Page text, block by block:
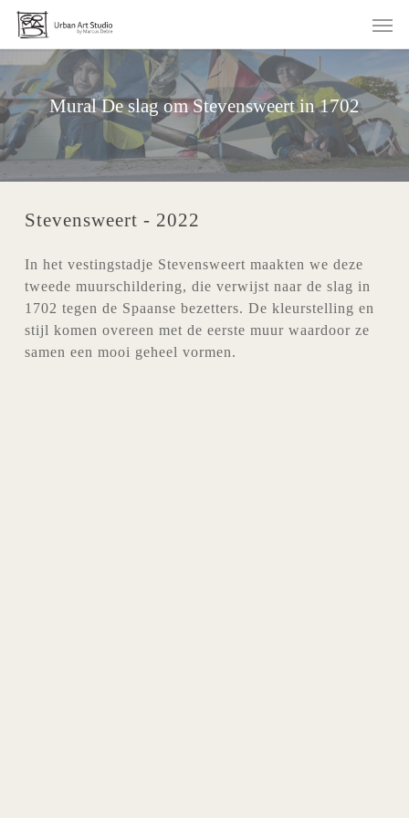
Skip
main
content
Mural De slag om Stevensweert in 1702
Stevensweert - 2022
In het vestingstadje Stevensweert maakten we deze
tweede muurschildering, die verwijst naar de slag in
1702 tegen de Spaanse bezetters. De kleurstelling en
stijl komen overeen met de eerste muur waardoor ze
samen een mooi geheel vormen.